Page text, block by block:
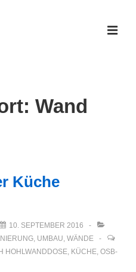
Wand
Küche
10. SEPTEMBER 2016
, UMBAU, WÄNDE
HOHLWANDDOSE, KÜCHE, OSB-